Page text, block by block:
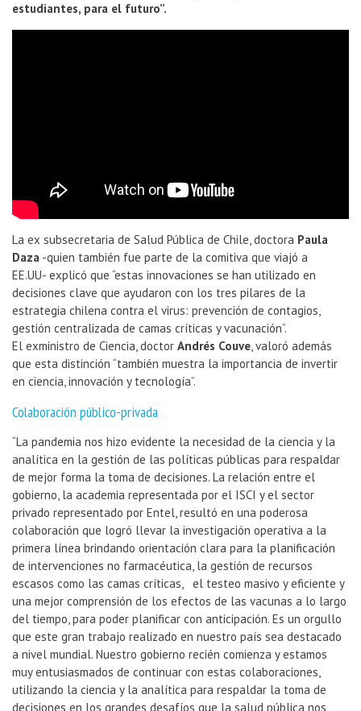
estudiantes, para el futuro”.
La ex subsecretaria de Salud Pública de Chile, doctora Paula
Daza -quien también fue parte de la comitiva que viajó a
EE.UU- explicó que “estas innovaciones se han utilizado en
decisiones clave que ayudaron con los tres pilares de la
estrategia chilena contra el virus: prevención de contagios,
gestión centralizada de camas críticas y vacunación”.
El exministro de Ciencia, doctor Andrés Couve, valoró además
que esta distinción “también muestra la importancia de invertir
en ciencia, innovación y tecnología”.
Colaboración público-privada
“La pandemia nos hizo evidente la necesidad de la ciencia y la
analítica en la gestión de las políticas públicas para respaldar
de mejor forma la toma de decisiones. La relación entre el
gobierno, la academia representada por el ISCI y el sector
privado representado por Entel, resultó en una poderosa
colaboración que logró llevar la investigación operativa a la
primera línea brindando orientación clara para la planificación
de intervenciones no farmacéutica, la gestión de recursos
escasos como las camas críticas, el testeo masivo y eficiente y
una mejor comprensión de los efectos de las vacunas a lo largo
del tiempo, para poder planificar con anticipación. Es un orgullo
que este gran trabajo realizado en nuestro país sea destacado
a nivel mundial. Nuestro gobierno recién comienza y estamos
muy entusiasmados de continuar con estas colaboraciones,
utilizando la ciencia y la analítica para respaldar la toma de
decisiones en los grandes desafíos que la salud pública nos